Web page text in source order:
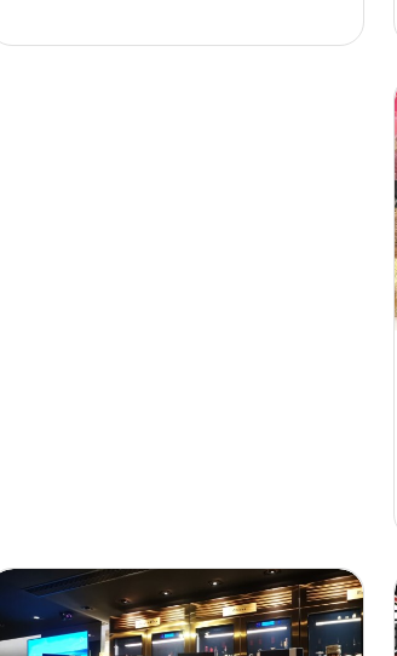
Party Wine 等⋯⋯一應俱全。 同時我地亦有多年服